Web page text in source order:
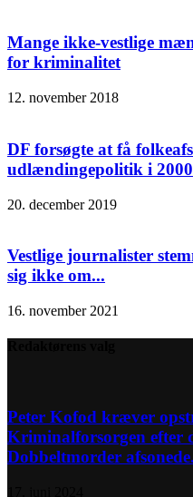
Mange ikke-vestlige
for kriminalitet
12. november 2018
DF forsøgte at få
udlændingepolitik i 2000
20. december 2019
Vestlige journalister
sig ikke om...
16. november 2021
Peter Kofod kræver
Kriminalforsorgen efter
Dobbeltmorder